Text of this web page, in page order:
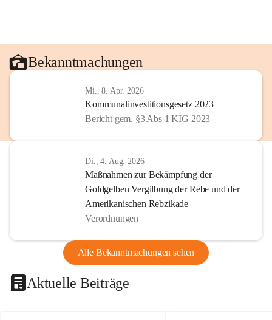
Bekanntmachungen
Mi., 8. Apr. 2026
Kommunalinvestitionsgesetz 2023
Bericht gem. §3 Abs 1 KIG 2023
Di., 4. Aug. 2026
Maßnahmen zur Bekämpfung der
Goldgelben Vergilbung der Rebe und der
Amerikanischen Rebzikade
Verordnungen
Alle Bekanntmachungen sehen
Aktuelle Beiträge